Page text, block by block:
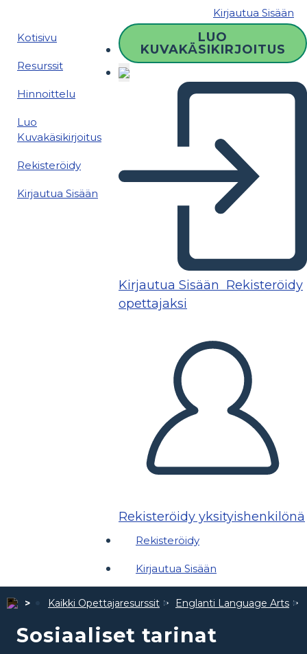
Kirjautua Sisään
Kotisivu
Resurssit
Hinnoittelu
Luo
Kuvakäsikirjoitus
Rekisteröidy
Kirjautua Sisään
LUO
KUVAKÄSIKIRJOITUS
Kirjautua Sisään Rekisteröidy
opettajaksi
Rekisteröidy yksityishenkilönä
Rekisteröidy
Kirjautua Sisään
Kaikki Opettajaresurssit Englanti Language Arts
Sosiaaliset tarinat